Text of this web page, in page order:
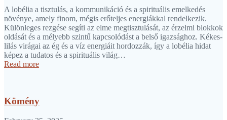
A lobélia a tisztulás, a kommunikáció és a spirituális emelkedés
növénye, amely finom, mégis erőteljes energiákkal rendelkezik.
Különleges rezgése segíti az elme megtisztulását, az érzelmi blokkok
oldását és a mélyebb szintű kapcsolódást a belső igazsághoz. Kékes-
lilás virágai az ég és a víz energiáit hordozzák, így a lobélia hidat
képez a tudatos és a spirituális világ…
Read more
Kömény